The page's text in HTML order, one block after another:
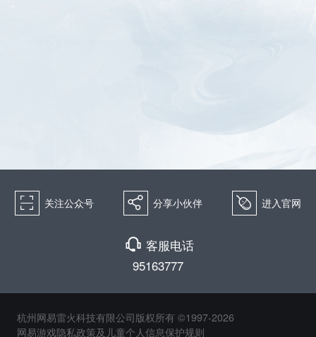
򰀁 关注公众号 򰀂 分享小伙伴 򰀄 进入官网
򰀃 客服电话
95163777
杭州网易雷火科技有限公司版权所有 ©1997-2026
网易游戏隐私政策及儿童个人信息保护规则